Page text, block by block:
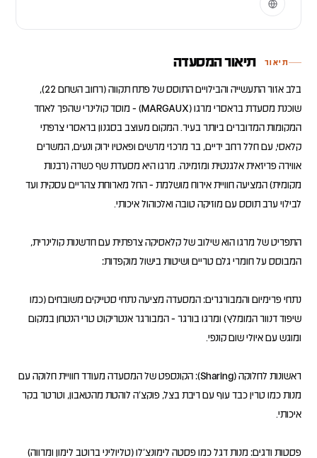
תיאור תיאור המסעדה
בלב אזור התעשייה והבילויים התוסס של פתח תקווה (רחוב השחם 22),
שוכנת מסעדת בראסרי מרגו (MARGAUX) - מוסד קולינרי שהפך לאחד
המקומות המדוברים ביותר בעיר. המקום מעוצב בסגנון בראסרי צרפתי
קלאסי, עם חלל רחב ידיים, בר מרכזי מרשים ופאטיו ירוק ונעים, המשרים
אווירה פריזאית אלגנטית ומזמינה. מרגו היא מסעדת שף כשרה (רבנות
מקומית) המציעה חוויית אירוח מושלמת - החל מארוחת צהריים עסקית ועד
התפריט של מרגו הוא שילוב של קלאסיקה צרפתית עם חדשנות קולינרית,
נתחי פרימיום והמבורגרים: המסעדה מציעה נתחי סטייקים משובחים (כמו
שיפוד דנוור המומלץ) ומרגו בורגר - המבורגר אנטריקוט טרי הנטחן במקום
ראשונות לחלוקה (Sharing): הקונספט של המסעדה מעודד חוויית חלוקה עם
מנות כמו טרין כבד עוף עם ריבת בצל, פוקצ'ה לוהטת מהטאבון, וטרטר בקר
פסטות ודגים: מנות דגל כמו פסטה לימונצ'לו (טליוליני ברוטב לימון ומרווה)